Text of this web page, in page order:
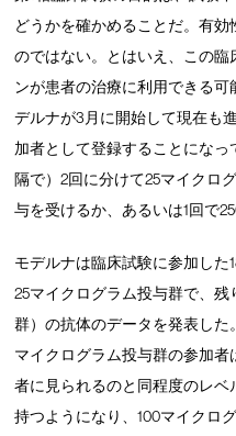
どうかを確かめることだ。有
のではない。とはいえ、この
ンが患者の治療に利用できる
デルナが3月に開始して現在も
加者として登録することにな
隔で）2回に分けて25マイクロ
与を受けるか、あるいは1回で
モデルナは臨床試験に参加した
25マイクログラム投与群で、
群）の抗体のデータを発表し
マイクログラム投与群の参加
者に見られるのと同程度のレ
持つようになり、100マイクロ